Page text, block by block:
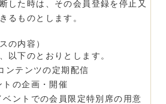
した時は、その会員登録を停止又
るものとします。
の内容）
以下のとおりとします。
テンツの定期配信
の企画・開催
ントでの会員限定特別席の用意